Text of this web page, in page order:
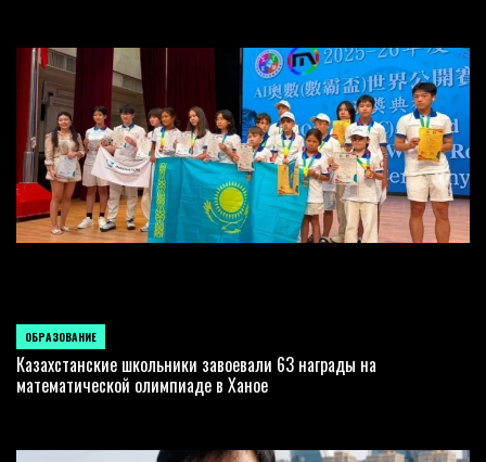
POSTED
IN
ОБРАЗОВАНИЕ
Казахстанские школьники завоевали 63 награды на
математической олимпиаде в Ханое